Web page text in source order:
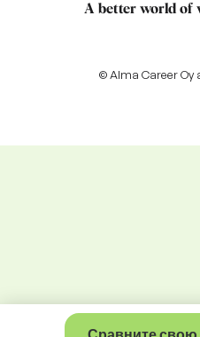
A better world of
© Alma Career Oy